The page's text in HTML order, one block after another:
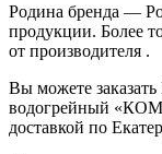
Родина бренда —
продукции. Более
от производителя .
Вы можете
водогрейный
доставкой по